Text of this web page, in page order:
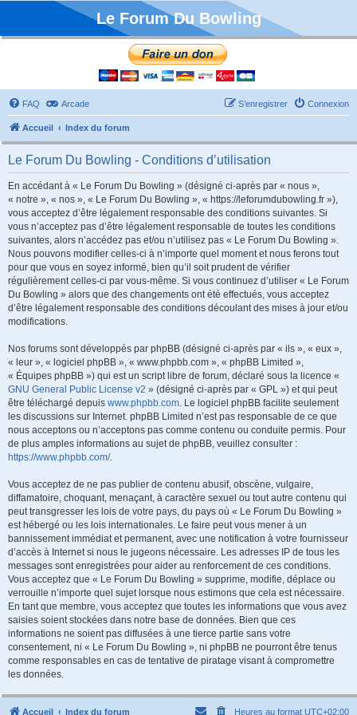
Le Forum Du Bowling
FAQ Arcade Connexion
S’enregistrer
Accueil Index du forum
Le Forum Du Bowling - Conditions d’utilisation
En accédant à « Le Forum Du Bowling » (désigné ci-après par « nous »,
« notre », « nos », « Le Forum Du Bowling », « https://leforumdubowling.fr »),
vous acceptez d’être légalement responsable des conditions suivantes. Si
vous n’acceptez pas d’être légalement responsable de toutes les conditions
suivantes, alors n’accédez pas et/ou n’utilisez pas « Le Forum Du Bowling ».
Nous pouvons modifier celles-ci à n’importe quel moment et nous ferons tout
pour que vous en soyez informé, bien qu’il soit prudent de vérifier
régulièrement celles-ci par vous-même. Si vous continuez d’utiliser « Le Forum
Du Bowling » alors que des changements ont été effectués, vous acceptez
d’être légalement responsable des conditions découlant des mises à jour et/ou
modifications.
Nos forums sont développés par phpBB (désigné ci-après par « ils », « eux »,
« leur », « logiciel phpBB », « www.phpbb.com », « phpBB Limited »,
« Équipes phpBB ») qui est un script libre de forum, déclaré sous la licence «
GNU General Public License v2 » (désigné ci-après par « GPL ») et qui peut
être téléchargé depuis www.phpbb.com. Le logiciel phpBB facilite seulement
les discussions sur Internet. phpBB Limited n’est pas responsable de ce que
nous acceptons ou n’acceptons pas comme contenu ou conduite permis. Pour
de plus amples informations au sujet de phpBB, veuillez consulter :
https://www.phpbb.com/.
Vous acceptez de ne pas publier de contenu abusif, obscène, vulgaire,
diffamatoire, choquant, menaçant, à caractère sexuel ou tout autre contenu qui
peut transgresser les lois de votre pays, du pays où « Le Forum Du Bowling »
est hébergé ou les lois internationales. Le faire peut vous mener à un
bannissement immédiat et permanent, avec une notification à votre fournisseur
d’accès à Internet si nous le jugeons nécessaire. Les adresses IP de tous les
messages sont enregistrées pour aider au renforcement de ces conditions.
Vous acceptez que « Le Forum Du Bowling » supprime, modifie, déplace ou
verrouille n’importe quel sujet lorsque nous estimons que cela est nécessaire.
En tant que membre, vous acceptez que toutes les informations que vous avez
saisies soient stockées dans notre base de données. Bien que ces
informations ne soient pas diffusées à une tierce partie sans votre
consentement, ni « Le Forum Du Bowling », ni phpBB ne pourront être tenus
comme responsables en cas de tentative de piratage visant à compromettre
les données.
Accueil Index du forum Heures au format UTC+02:00